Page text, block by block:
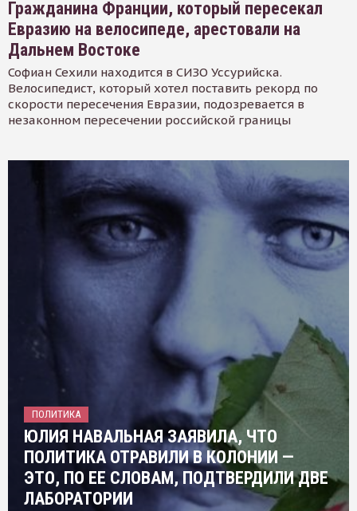
Гражданина Франции, который пересекал
Евразию на велосипеде, арестовали на
Дальнем Востоке
Софиан Сехили находится в СИЗО Уссурийска.
Велосипедист, который хотел поставить рекорд по
скорости пересечения Евразии, подозревается в
незаконном пересечении российской границы
ПОЛИТИКА
ЮЛИЯ НАВАЛЬНАЯ ЗАЯВИЛА, ЧТО
ПОЛИТИКА ОТРАВИЛИ В КОЛОНИИ —
ЭТО, ПО ЕЕ СЛОВАМ, ПОДТВЕРДИЛИ ДВЕ
ЛАБОРАТОРИИ